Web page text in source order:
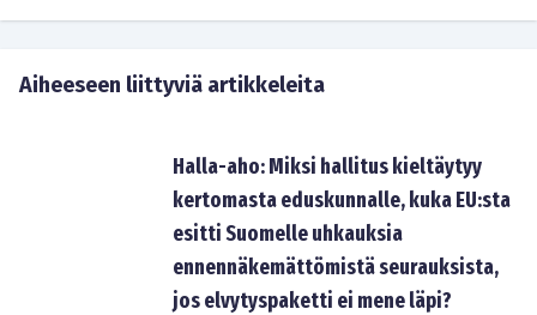
Aiheeseen liittyviä artikkeleita
Halla-aho: Miksi hallitus kieltäytyy
kertomasta eduskunnalle, kuka EU:sta
esitti Suomelle uhkauksia
ennennäkemättömistä seurauksista,
jos elvytyspaketti ei mene läpi?